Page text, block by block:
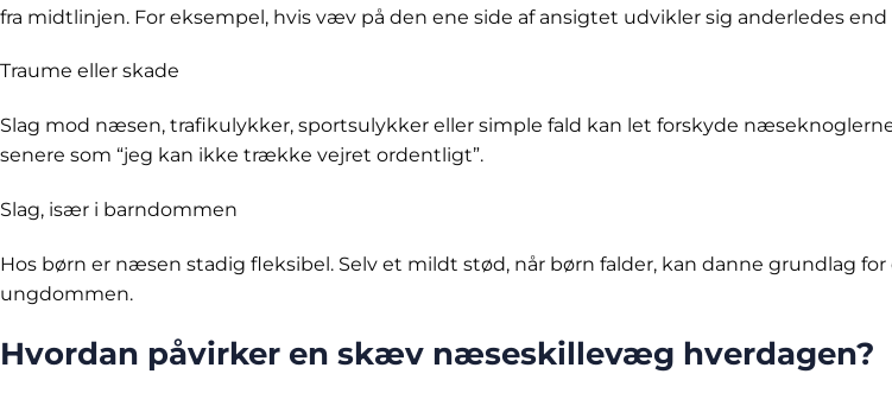
fra midtlinjen. For eksempel, hvis væv på den ene side af ansigtet udvikler sig anderledes
Traume eller skade
Slag mod næsen, trafikulykker, sportsulykker eller simple fald kan let forskyde
senere som “jeg kan ikke trække vejret ordentligt”.
Slag, især i barndommen
Hos børn er næsen stadig fleksibel. Selv et mildt stød, når børn falder, kan danne grundlag
ungdommen.
Hvordan påvirker en skæv næseskillevæg hverdagen?